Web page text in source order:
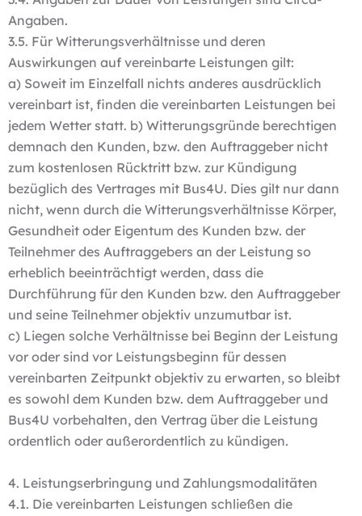
Angaben.
3.5. Für Witterungsverhältnisse und deren
Auswirkungen auf vereinbarte Leistungen gilt:
a) Soweit im Einzelfall nichts anderes ausdrücklich
vereinbart ist, finden die vereinbarten Leistungen bei
jedem Wetter statt. b) Witterungsgründe berechtigen
demnach den Kunden, bzw. den Auftraggeber nicht
zum kostenlosen Rücktritt bzw. zur Kündigung
bezüglich des Vertrages mit Bus4U. Dies gilt nur dann
nicht, wenn durch die Witterungsverhältnisse Körper,
Gesundheit oder Eigentum des Kunden bzw. der
Teilnehmer des Auftraggebers an der Leistung so
erheblich beeinträchtigt werden, dass die
Durchführung für den Kunden bzw. den Auftraggeber
und seine Teilnehmer objektiv unzumutbar ist.
c) Liegen solche Verhältnisse bei Beginn der Leistung
vor oder sind vor Leistungsbeginn für dessen
vereinbarten Zeitpunkt objektiv zu erwarten, so bleibt
es sowohl dem Kunden bzw. dem Auftraggeber und
Bus4U vorbehalten, den Vertrag über die Leistung
ordentlich oder außerordentlich zu kündigen.
4. Leistungserbringung und Zahlungsmodalitäten
4.1. Die vereinbarten Leistungen schließen die